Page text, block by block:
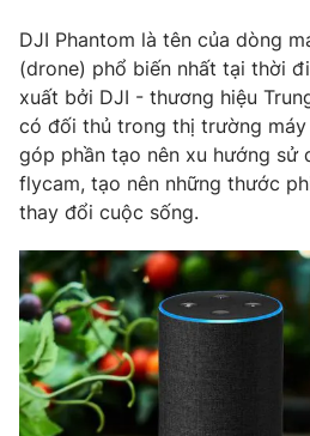
DJI Phantom là tên của dòng
(drone) phổ biến nhất tại thời
xuất bởi DJI - thương hiệu
có đối thủ trong thị trường máy
góp phần tạo nên xu hướng sử
flycam, tạo nên những thước
thay đổi cuộc sống.